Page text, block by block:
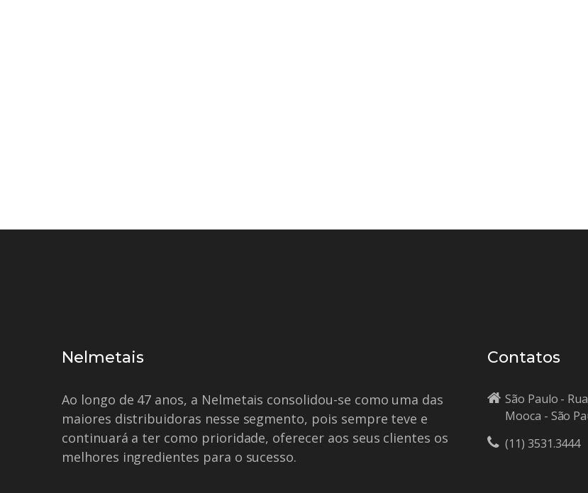
Nelmetais
Ao longo de 47 anos, a Nelmetais consolidou-se como uma das
maiores distribuidoras nesse segmento, pois sempre teve e
continuará a ter como prioridade, oferecer aos seus clientes os
melhores ingredientes para o sucesso.
Contatos
São Paulo -
Mooca - São
(11) 3531.3444